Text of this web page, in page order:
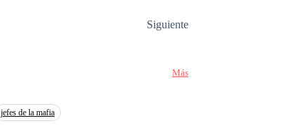
Siguiente
Más
jefes de la mafia